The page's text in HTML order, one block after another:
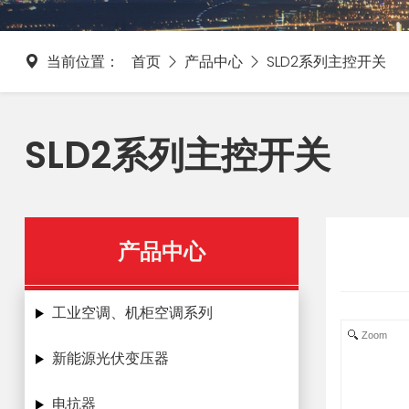
当前位置： 首页 产品中心 SLD2系列主控开关
SLD2系列主控开关
产品中心
工业空调、机柜空调系列
新能源光伏变压器
电抗器
Zoom